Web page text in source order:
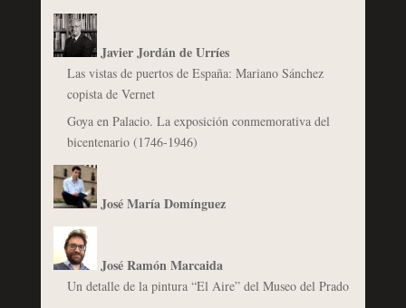
Javier Jordán de Urríes
Las vistas de puertos de España: Mariano Sánchez
copista de Vernet
Goya en Palacio. La exposición conmemorativa del
bicentenario (1746-1946)
José María Domínguez
José Ramón Marcaida
Un detalle de la pintura “El Aire” del Museo del Prado